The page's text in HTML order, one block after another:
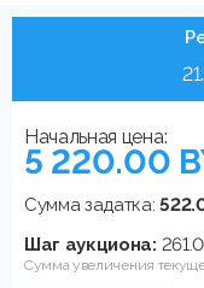
Начальная цена:
5 220.00
Сумма задатка:
Шаг аукциона:
Сумма увеличения